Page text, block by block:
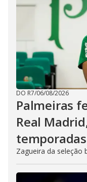
DO R7/06/08/2026
Palmeiras
Real
Zagueira da seleção